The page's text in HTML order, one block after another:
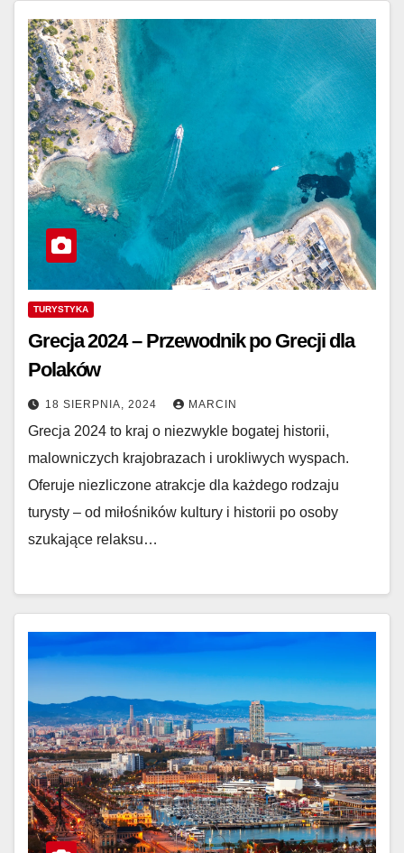
TURYSTYKA
Grecja 2024 – Przewodnik po Grecji dla
Polaków
18 SIERPNIA, 2024 MARCIN
Grecja 2024 to kraj o niezwykle bogatej historii,
malowniczych krajobrazach i urokliwych wyspach.
Oferuje niezliczone atrakcje dla każdego rodzaju
turysty – od miłośników kultury i historii po osoby
szukające relaksu…